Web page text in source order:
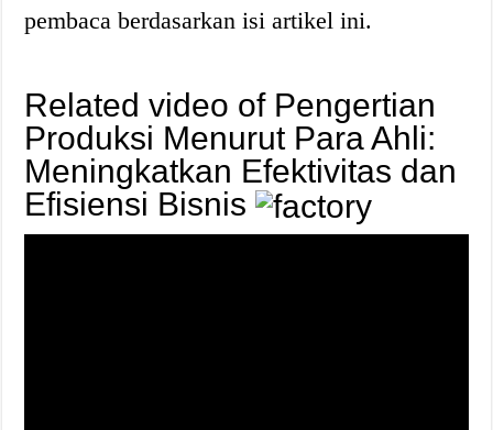
pembaca berdasarkan isi artikel ini.
Related video of Pengertian
Produksi Menurut Para Ahli:
Meningkatkan Efektivitas dan
Efisiensi Bisnis